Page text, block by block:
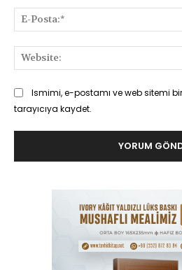
Ismimi, e-postamı ve web sitemi
tarayıcıya kaydet.